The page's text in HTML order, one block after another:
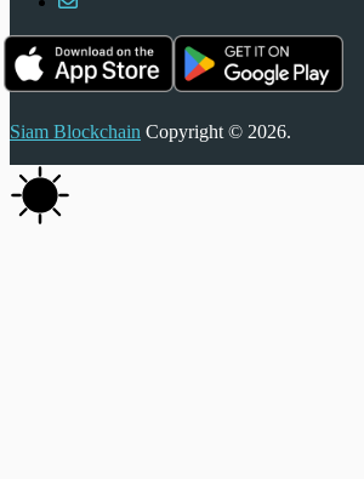
Siam Blockchain Copyright © 2026.